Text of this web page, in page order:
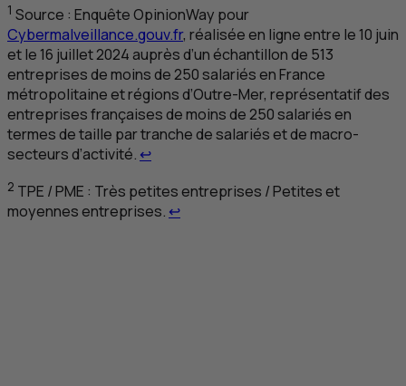
1 Source : EnquêteOpinionWay pour
Cybermalveillance.gouv.fr, réalisée en ligne entre le 10 juin
et le 16 juillet 2024 auprès d’un échantillon de 513
entreprises de moins de 250 salariés en France
métropolitaine et régions d’Outre-Mer, représentatif des
entreprises françaises de moins de 250 salariés en
termes de taille par tranche de salariés et de macro-
secteurs d’activité. ↩Retour au renvoi 1
2 TPE /PME : Très petites entreprises / Petites et
moyennes entreprises. ↩Retour au renvoi 2